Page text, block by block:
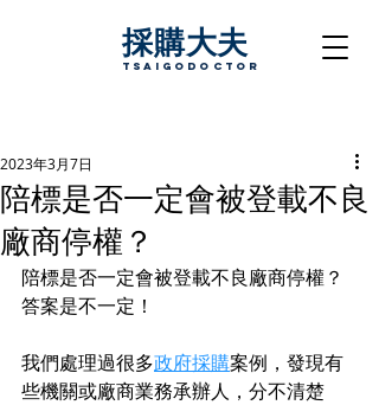
採購大夫
TsaigoDoctor
陪標是否一定會被登載不良
廠商停權？
2023年3月7日
陪標是否一定會被登載不良廠商停權？
答案是不一定！
我們處理過很多政府採購案例，發現有
些機關或廠商業務承辦人，分不清楚